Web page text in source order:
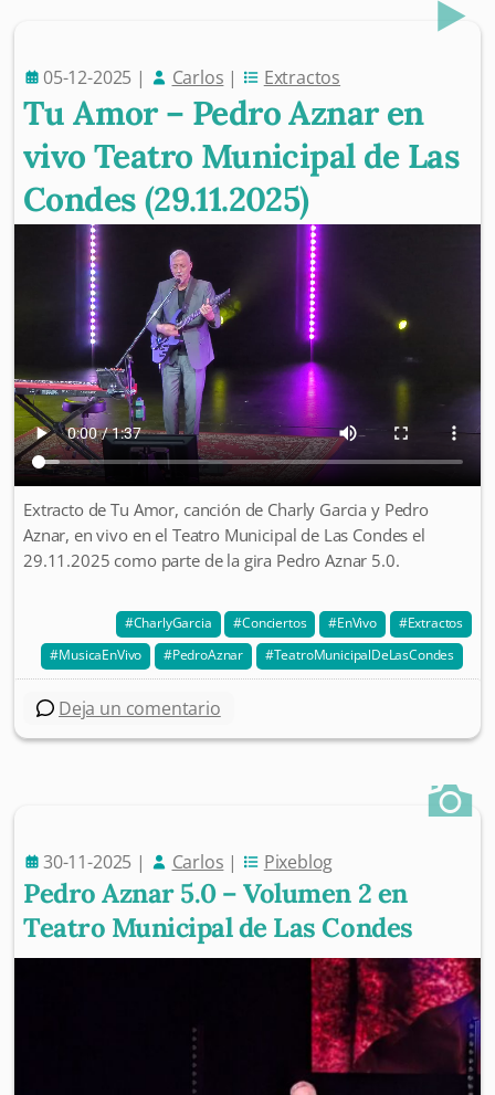
05-12-2025 | Carlos | Extractos
Tu Amor – Pedro Aznar en
vivo Teatro Municipal de Las
Condes (29.11.2025)
Extracto de Tu Amor, canción de Charly Garcia y Pedro
Aznar, en vivo en el Teatro Municipal de Las Condes el
29.11.2025 como parte de la gira Pedro Aznar 5.0.
CharlyGarcia Conciertos EnVivo
Extractos
MusicaEnVivo
PedroAznar TeatroMunicipalDeLasCondes
Deja un comentario
30-11-2025 | Carlos | Pixeblog
Pedro Aznar 5.0 – Volumen 2 en
Teatro Municipal de Las Condes